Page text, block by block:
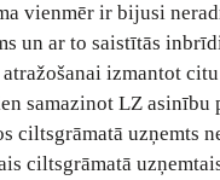
vienmēr ir bijusi
un ar to saistītās
izmantot
samazinot LZ asinību
ciltsgrāmatā uzņemts
ciltsgrāmatā